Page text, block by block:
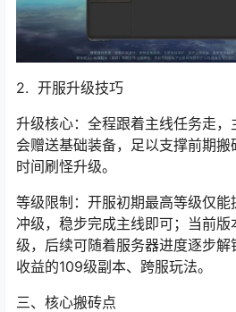
2. 开服升级技巧
升级核心：全程跟着主线任务走
会赠送基础装备，足以支撑前期
时间刷怪升级。
等级限制：开服初期最高等级仅
冲级，稳步完成主线即可；当前
级，后续可随着服务器进度逐步
收益的109级副本、跨服玩法。
三、核心搬砖点